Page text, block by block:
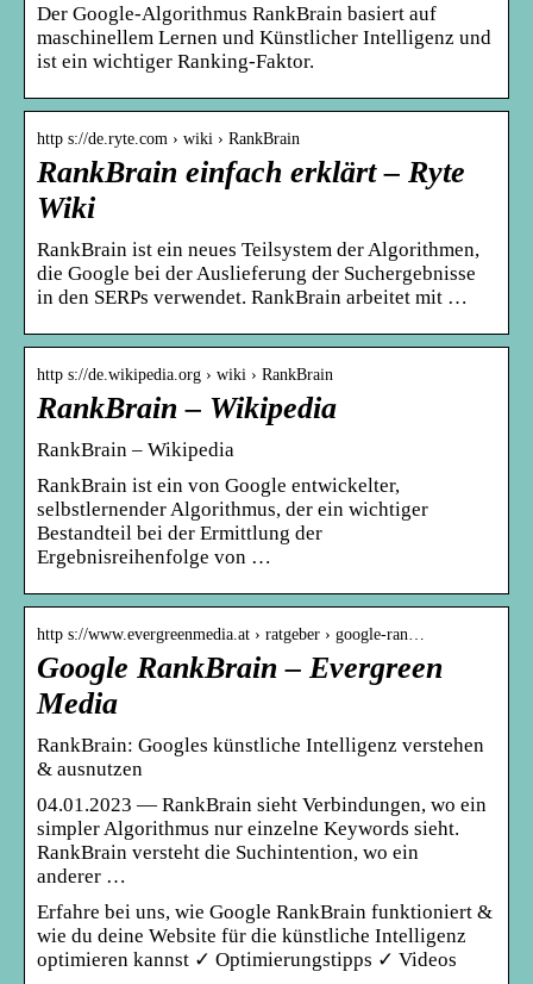
Der Google-Algorithmus RankBrain basiert auf
maschinellem Lernen und Künstlicher Intelligenz und
ist ein wichtiger Ranking-Faktor.
http s://de.ryte.com › wiki › RankBrain
RankBrain einfach erklärt – Ryte
Wiki
RankBrain ist ein neues Teilsystem der Algorithmen,
die Google bei der Auslieferung der Suchergebnisse
in den SERPs verwendet. RankBrain arbeitet mit …
http s://de.wikipedia.org › wiki › RankBrain
RankBrain – Wikipedia
RankBrain – Wikipedia
RankBrain ist ein von Google entwickelter,
selbstlernender Algorithmus, der ein wichtiger
Bestandteil bei der Ermittlung der
Ergebnisreihenfolge von …
http s://www.evergreenmedia.at › ratgeber › google-ran…
Google RankBrain – Evergreen
Media
RankBrain: Googles künstliche Intelligenz verstehen
& ausnutzen
04.01.2023 — RankBrain sieht Verbindungen, wo ein
simpler Algorithmus nur einzelne Keywords sieht.
RankBrain versteht die Suchintention, wo ein
anderer …
Erfahre bei uns, wie Google RankBrain funktioniert &
wie du deine Website für die künstliche Intelligenz
optimieren kannst ✓ Optimierungstipps ✓ Videos